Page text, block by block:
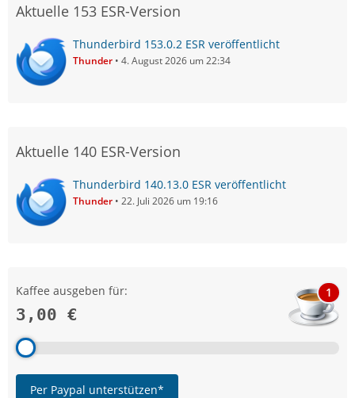
Aktuelle 153 ESR-Version
Thunderbird 153.0.2 ESR veröffentlicht
Thunder 4. August 2026 um 22:34
Aktuelle 140 ESR-Version
Thunderbird 140.13.0 ESR veröffentlicht
Thunder 22. Juli 2026 um 19:16
Kaffee ausgeben für:
3,00 €
1
Per Paypal unterstützen*